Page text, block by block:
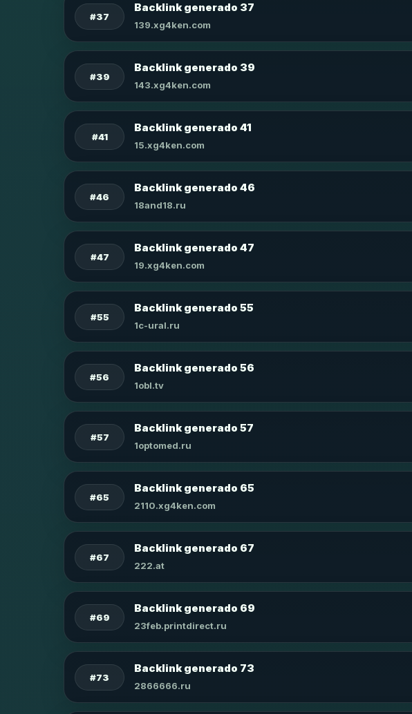
#37
Backlink generado 37
139.xg4ken.com
#39
Backlink generado 39
143.xg4ken.com
#41
Backlink generado 41
15.xg4ken.com
#46
Backlink generado 46
18and18.ru
#47
Backlink generado 47
19.xg4ken.com
#55
Backlink generado 55
1c-ural.ru
#56
Backlink generado 56
1obl.tv
#57
Backlink generado 57
1optomed.ru
#65
Backlink generado 65
2110.xg4ken.com
#67
Backlink generado 67
222.at
#69
Backlink generado 69
23feb.printdirect.ru
#73
Backlink generado 73
2866666.ru